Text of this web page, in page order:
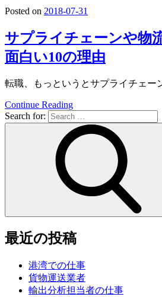
Posted on 2018-07-31
サプライチェーンや物
面白い10の理由
転職、もっというとサプライチェ
Continue Reading
Search for:
最近の投稿
港湾での仕事
貨物運送業者
輸出分析担当者の仕事